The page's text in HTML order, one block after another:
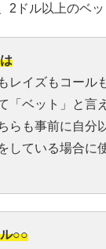
2ドル以上のベッ
レイズもコール
「ベット」と言
らも事前に自分
している場合に
○○